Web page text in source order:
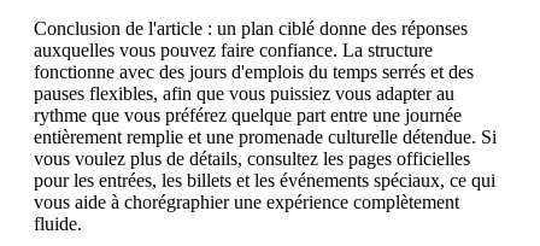
Conclusion de l'article : un plan ciblé donne des réponses
auxquelles vous pouvez faire confiance. La structure
fonctionne avec des jours d'emplois du temps serrés et des
pauses flexibles, afin que vous puissiez vous adapter au
rythme que vous préférez quelque part entre une journée
entièrement remplie et une promenade culturelle détendue. Si
vous voulez plus de détails, consultez les pages officielles
pour les entrées, les billets et les événements spéciaux, ce qui
vous aide à chorégraphier une expérience complètement
fluide.